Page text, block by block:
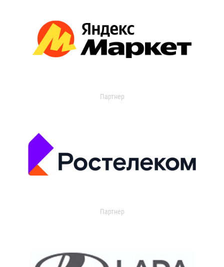
Партнер
Партнер